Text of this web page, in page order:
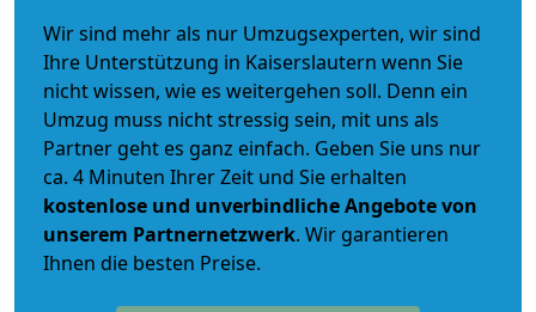
Wir sind mehr als nur Umzugsexperten, wir sind
Ihre Unterstützung in Kaiserslautern wenn Sie
nicht wissen, wie es weitergehen soll. Denn ein
Umzug muss nicht stressig sein, mit uns als
Partner geht es ganz einfach. Geben Sie uns nur
ca. 4 Minuten Ihrer Zeit und Sie erhalten
kostenlose und unverbindlicheAngebote von
unserem Partnernetzwerk. Wir garantieren
Ihnen die besten Preise.